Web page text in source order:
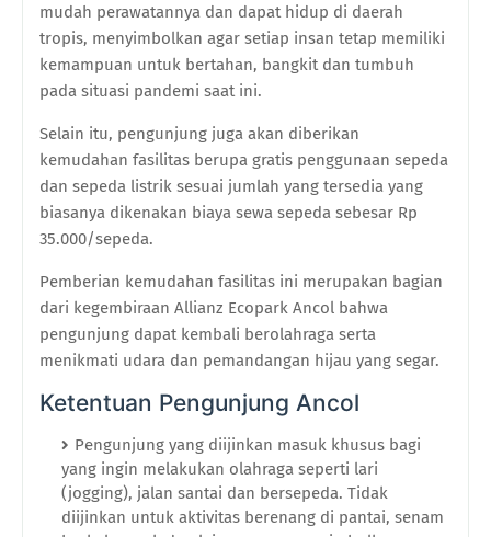
mudah perawatannya dan dapat hidup di daerah
tropis, menyimbolkan agar setiap insan tetap memiliki
kemampuan untuk bertahan, bangkit dan tumbuh
pada situasi pandemi saat ini.
Selain itu, pengunjung juga akan diberikan
kemudahan fasilitas berupa gratis penggunaan sepeda
dan sepeda listrik sesuai jumlah yang tersedia yang
biasanya dikenakan biaya sewa sepeda sebesar Rp
35.000/sepeda.
Pemberian kemudahan fasilitas ini merupakan bagian
dari kegembiraan Allianz Ecopark Ancol bahwa
pengunjung dapat kembali berolahraga serta
menikmati udara dan pemandangan hijau yang segar.
Ketentuan Pengunjung Ancol
Pengunjung yang diijinkan masuk khusus bagi
yang ingin melakukan olahraga seperti lari
(jogging), jalan santai dan bersepeda. Tidak
diijinkan untuk aktivitas berenang di pantai, senam